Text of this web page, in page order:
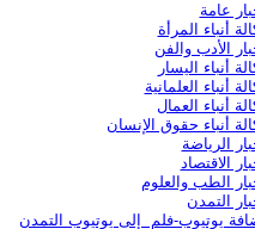
عامة
أنباء المرأة
الأدب والفن
أنباء اليسار
أنباء العلمانية
أنباء العمال
أنباء حقوق الإنسان
الرياضة
الاقتصاد
الطب والعلوم
التمدن
يوتيوب-فلم إلى يوتيوب التمدن